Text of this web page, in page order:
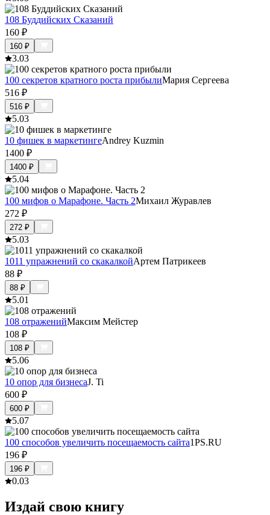
108 Буддийских Сказаний
160 ₽
160 ₽
3.03
100 секретов кратного роста прибылиМария Сергеева
516 ₽
516 ₽
5.03
10 фишек в маркетингеAndrey Kuzmin
1400 ₽
1400 ₽
5.04
100 мифов о Марафоне. Часть 2Михаил Журавлев
272 ₽
272 ₽
5.03
1011 упражнений со скакалкойАртем Патрикеев
88 ₽
88 ₽
5.01
108 отраженийМаксим Мейстер
108 ₽
108 ₽
5.06
10 опор для бизнесаJ. Ti
600 ₽
600 ₽
5.07
100 способов увеличить посещаемость сайта1PS.RU
196 ₽
196 ₽
0.03
Издай свою книгу